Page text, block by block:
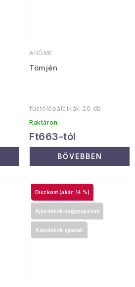
ARÔME
Tömjén
füstölőpálcikák 20 db
Raktáron
Ft663-tól
BŐVEBBEN
(akár: 14 %)
Ajándékok nagypapának
Ajándékok apának